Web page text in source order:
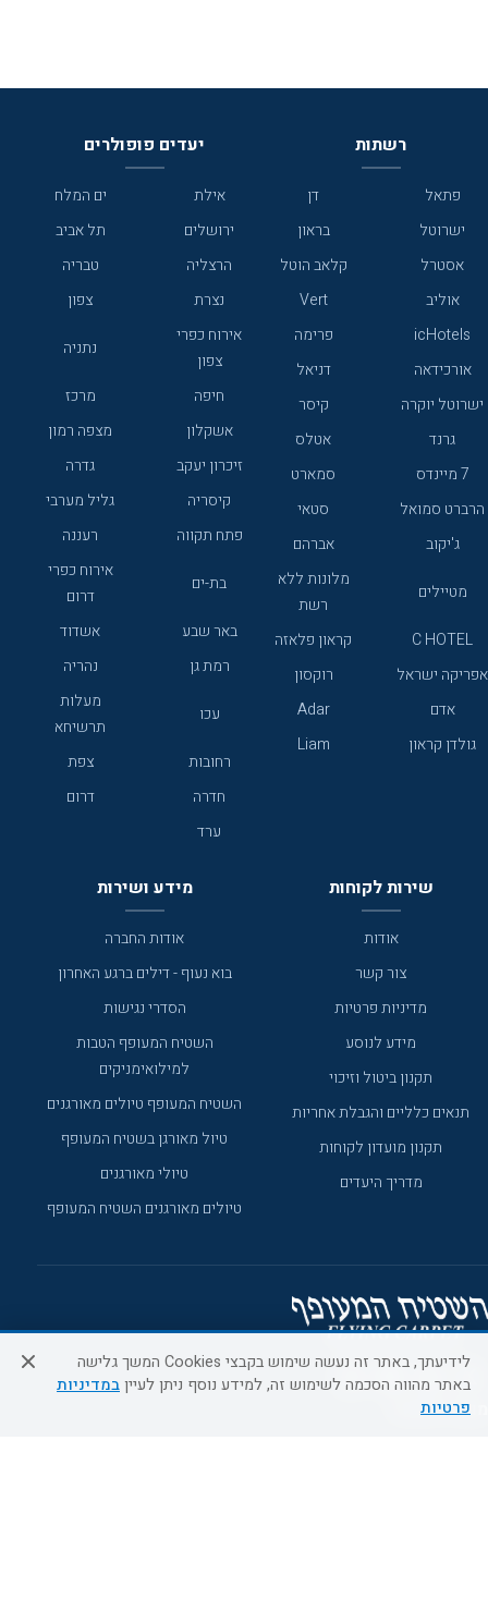
רשתות
פתאל
דן
ישרוטל
בראון
אסטרל
קלאב הוטל
אוליב
Vert
icHotels
פרימה
אורכידאה
דניאל
ישרוטל יוקרה
קיסר
גרנד
אטלס
7 מיינדס
סמארט
הרברט סמואל
סטאי
ג'יקוב
אברהם
מטיילים
מלונות ללא
רשת
C HOTEL
קראון פלאזה
אפריקה ישראל
רוקסון
אדם
Adar
גולדן קראון
Liam
יעדים פופולרים
אילת
ים המלח
ירושלים
תל אביב
הרצליה
טבריה
נצרת
צפון
אירוח כפרי
צפון
נתניה
חיפה
מרכז
אשקלון
מצפה רמון
זיכרון יעקב
גדרה
קיסריה
גליל מערבי
פתח תקווה
רעננה
בת-ים
אירוח כפרי
דרום
באר שבע
אשדוד
רמת גן
נהריה
עכו
מעלות
תרשיחא
רחובות
צפת
חדרה
דרום
ערד
שירות לקוחות
אודות
צור קשר
מדיניות פרטיות
מידע לנוסע
תקנון ביטול וזיכוי
תנאים כלליים והגבלת אחריות
תקנון מועדון לקוחות
מדריך היעדים
מידע ושירות
אודות החברה
בוא נעוף - דילים ברגע האחרון
הסדרי נגישות
השטיח המעופף הטבות
למילואימניקים
השטיח המעופף טיולים מאורגנים
טיול מאורגן בשטיח המעופף
טיולי מאורגנים
טיולים מאורגנים השטיח המעופף
מוקד הזמנות
לידיעתך, באתר זה נעשה שימוש בקבצי Cookies המשך גלישה
באתר מהווה הסכמה לשימוש זה, למידע נוסף ניתן לעייןבמדיניות
פרטיות